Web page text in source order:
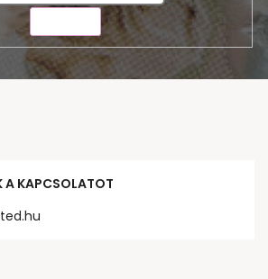
A KAPCSOLATOT